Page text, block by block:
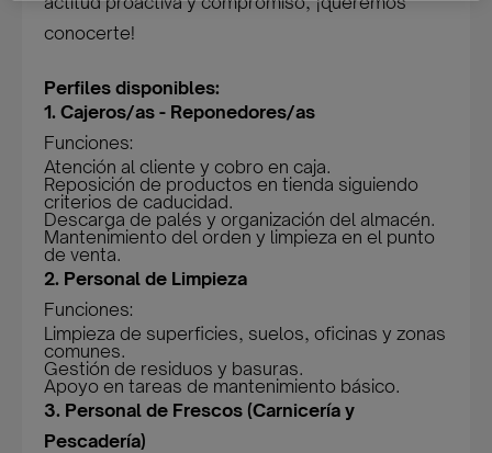
conocerte!
Perfiles disponibles:
1. Cajeros/as - Reponedores/as
Funciones:
Atención al cliente y cobro en caja.
Reposición de productos en tienda siguiendo
criterios de caducidad.
Descarga de palés y organización del almacén.
Mantenimiento del orden y limpieza en el punto
de venta.
2. Personal de Limpieza
Funciones:
Limpieza de superficies, suelos, oficinas y zonas
comunes.
Gestión de residuos y basuras.
Apoyo en tareas de mantenimiento básico.
3. Personal de Frescos (Carnicería y
Pescadería)